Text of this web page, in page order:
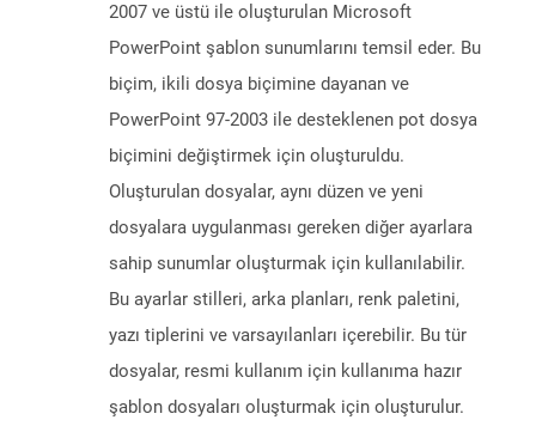
2007 ve üstü ile oluşturulan Microsoft
PowerPoint şablon sunumlarını temsil eder. Bu
biçim, ikili dosya biçimine dayanan ve
PowerPoint 97-2003 ile desteklenen pot dosya
biçimini değiştirmek için oluşturuldu.
Oluşturulan dosyalar, aynı düzen ve yeni
dosyalara uygulanması gereken diğer ayarlara
sahip sunumlar oluşturmak için kullanılabilir.
Bu ayarlar stilleri, arka planları, renk paletini,
yazı tiplerini ve varsayılanları içerebilir. Bu tür
dosyalar, resmi kullanım için kullanıma hazır
şablon dosyaları oluşturmak için oluşturulur.